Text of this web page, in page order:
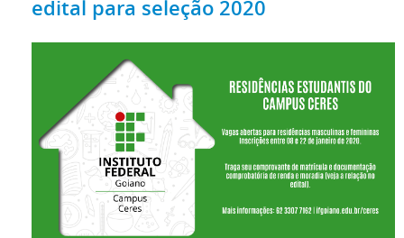
edital para seleção 2020